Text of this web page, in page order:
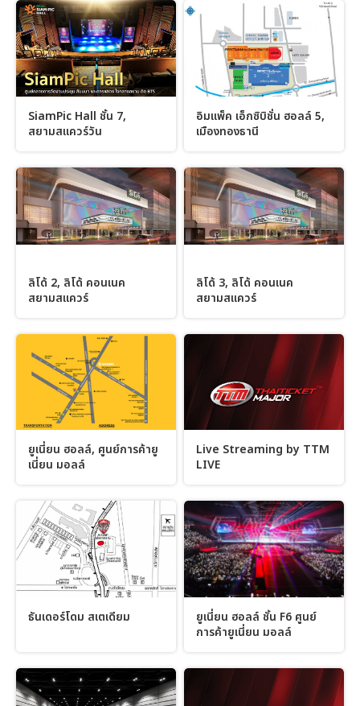
SiamPic Hall ชั้น 7,
สยามสแควร์วัน
อิมแพ็ค เอ็กซิบิชั่น ฮอลล์ 5,
เมืองทองธานี
ลิโด้ 2, ลิโด้ คอนเนค
สยามสแควร์‬
ลิโด้ 3, ลิโด้ คอนเนค
สยามสแควร์
ยูเนี่ยน ฮอลล์, ศูนย์การค้ายู
เนี่ยน มอลล์
Live Streaming by TTM
LIVE
ธันเดอร์โดม สเตเดียม
ยูเนี่ยน ฮอลล์ ชั้น F6 ศูนย์
การค้ายูเนี่ยน มอลล์